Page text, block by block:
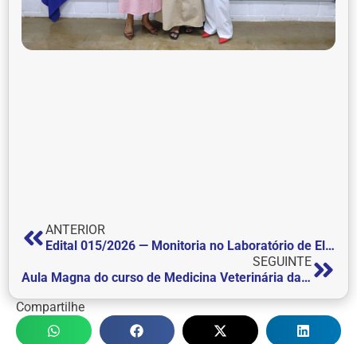
ANTERIOR
Edital 015/2026 — Monitoria no Laboratório de Eletrotermofototerapia e Motricidade Humana (Cinesioterapia)
SEGUINTE
Aula Magna do curso de Medicina Veterinária da FEPI aborda a leishmaniose e reforça o conceito de Saúde Única
Compartilhe